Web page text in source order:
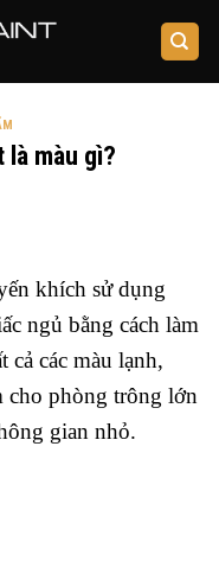
là màu gì?
khích sử dụng
ngủ bằng cách làm
cả các màu lạnh,
cho phòng trông lớn
gian nhỏ.